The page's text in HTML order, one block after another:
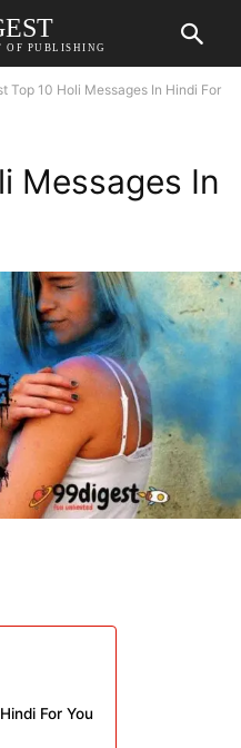
OF PUBLISHING
Top 10 Holi Messages In Hindi For
Messages In
For You